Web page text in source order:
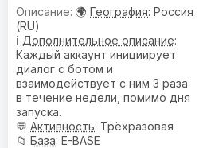
🌍 География: Россия
(RU)
ℹ️ Дополнительное описание:
Каждый аккаунт инициирует
диалог с ботом и
взаимодействует с ним 3 раза
в течение недели, помимо дня
запуска.
💬 Активность: Трёхразовая
📁 База: E-BASE